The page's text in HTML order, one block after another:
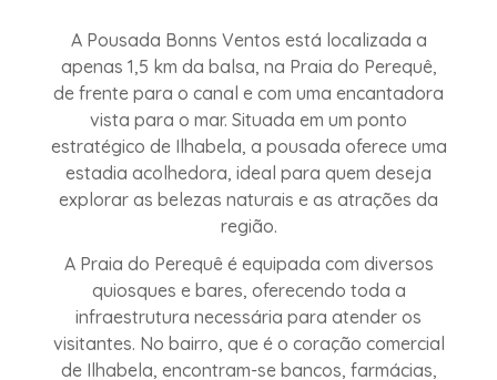
A Pousada Bonns Ventos está localizada a
apenas 1,5 km da balsa, na Praia do Perequê,
de frente para o canal e com uma encantadora
vista para o mar. Situada em um ponto
estratégico de Ilhabela, a pousada oferece uma
estadia acolhedora, ideal para quem deseja
explorar as belezas naturais e as atrações da
região.
A Praia do Perequê é equipada com diversos
quiosques e bares, oferecendo toda a
infraestrutura necessária para atender os
visitantes. No bairro, que é o coração comercial
de Ilhabela, encontram-se bancos, farmácias,